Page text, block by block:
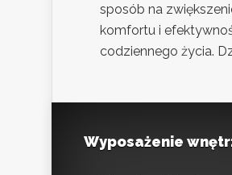
sposób na
komfortu i
codziennego życia.
Wyposażenie